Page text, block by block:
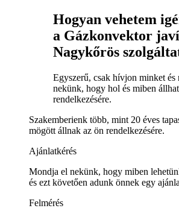
Hogyan vehetem
a Gázkonvektor
Nagykőrös
Egyszerű, csak hívjon minket és
nekünk, hogy hol és miben
rendelkezésére.
Szakemberienk több, mint 20 éves
mögött állnak az ön rendelkezésére.
Ajánlatkérés
Mondja el nekünk, hogy miben
és ezt követően adunk önnek egy
Felmérés